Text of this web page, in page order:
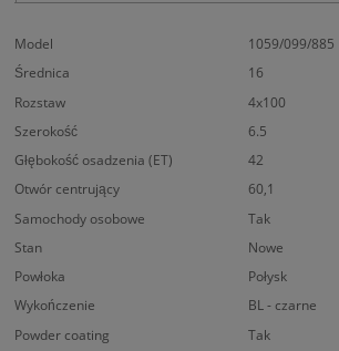
Model
1059/099/885
Średnica
16
Rozstaw
4x100
Szerokość
6.5
Głębokość osadzenia (ET)
42
Otwór centrujący
60,1
Samochody osobowe
Tak
Stan
Nowe
Powłoka
Połysk
Wykończenie
BL - czarne
Powder coating
Tak